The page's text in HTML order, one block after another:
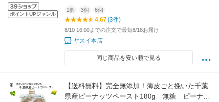
ポイントUPジャンル
1個 3個 6個
4.67(3件)
8/10 16:00までの注文で最短8/18お届け
ヤスイ本店
同じ商品を安い順で見る
【送料無料】完全無添加！薄皮ごと挽いた千葉
県産ピーナッツペースト180g 無糖 ピーナッ